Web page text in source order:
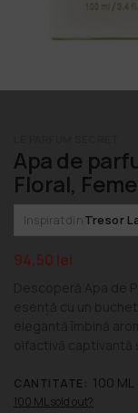
Apa de
Floral,
Inspirat dinTresor
94,50 lei
CANTITATE : 100 ML
100 ML sold out?